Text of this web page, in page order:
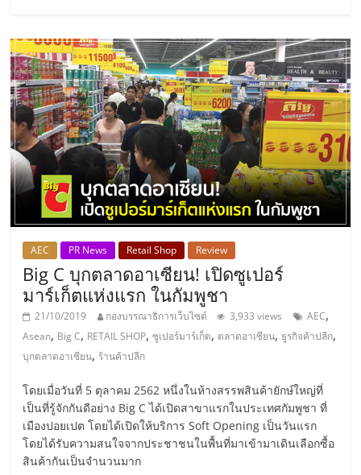
ฟรี,
บริการ
พัฒนา
ระบบ
แฟ
รน
ไชส์"
รวม
ข้อมูล
ธุรกิจ
SME
แห่ง
ประเทศไทย,
AEC PR News Retail Shop Review
Big C บุกตลาดอาเซียน! เปิดซูเปอร์
มาร์เก็ตแห่งแรก ในกัมพูชา
21/10/2019 กองบรรณาธิการเว็บไซต์ 3,933 views AEC,
Asean, Big C, RETAIL SHOP,ซูเปอร์มาร์เก็ต, ตลาดอาเซียน, ธูรกิจค้าปลีก,
บุกตลาดอาเซียน, ร้านค้าปลีก
โดยเมื่อวันที่ 5 ตุลาคม 2562 หนึ่งในห้างสรรพสินค้ายักษ์ใหญ่ที่
เป็นที่รู้จักกันดีอย่าง Big C ได้เปิดสาขาแรกในประเทศกัมพูชา ที่
เมืองปอยเปต โดยได้เปิดให้บริการ Soft Opening เป็นวันแรก
โดยได้รับความสนใจจากประชาชนในพื้นที่มาเข้ามาเดินเลือกซื้อ
สินค้ากันเป็นจำนวนมาก